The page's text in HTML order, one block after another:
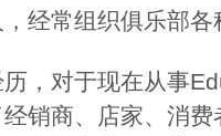
经常组织俱乐部
对于现在从事
销商、店家、消